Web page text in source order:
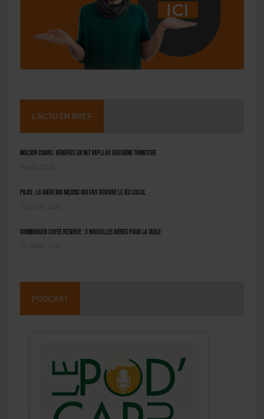
L'ACTU EN BREF
Molson Coors : bénéfice en net repli au deuxième trimestre
Pilou : la bière bio niçoise qui fait revivre le jeu local
Grimbergen Cuvée Réserve : 3 nouvelles bières pour la table
PODCAST